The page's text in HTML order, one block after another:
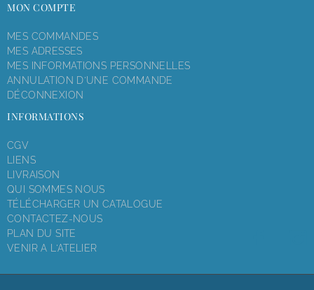
MON COMPTE
MES COMMANDES
MES ADRESSES
MES INFORMATIONS PERSONNELLES
ANNULATION D'UNE COMMANDE
DÉCONNEXION
INFORMATIONS
CGV
LIENS
LIVRAISON
QUI SOMMES NOUS
TÉLÉCHARGER UN CATALOGUE
CONTACTEZ-NOUS
PLAN DU SITE
VENIR A L'ATELIER